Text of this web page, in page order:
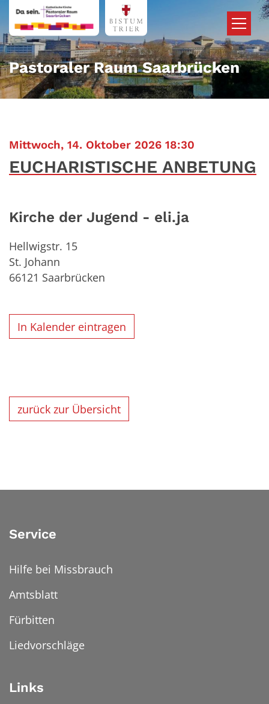
Zum Inhalt springen
Pastoraler Raum Saarbrücken
Mittwoch, 14. Oktober 2026 18:30
EUCHARISTISCHE ANBETUNG
Kirche der Jugend - eli.ja
Hellwigstr. 15
St. Johann
66121 Saarbrücken
In Kalender eintragen
zurück zur Übersicht
Service
Hilfe bei Missbrauch
Amtsblatt
Fürbitten
Liedvorschläge
Links